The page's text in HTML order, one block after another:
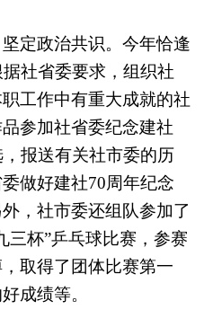
定政治共识。今年恰逢
据社省委要求，组织社
工作中有重大成就的社
参加社省委纪念建社
报送有关社市委的历
做好建社70周年纪念
，社市委还组队参加了
三杯”乒乓球比赛，参赛
取得了团体比赛第一
成绩等。